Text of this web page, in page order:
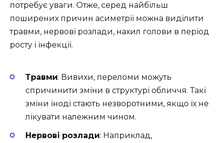
потребує уваги. Отже, серед найбільш
поширених причин асиметрії можна виділити
травми, нервові розлади, нахил голови в період
росту і інфекції.
Травми: Вивихи, переломи можуть
спричинити зміни в структурі обличчя. Такі
зміни іноді стають незворотними, якщо їх не
лікувати належним чином.
Нервові розлади: Наприклад,